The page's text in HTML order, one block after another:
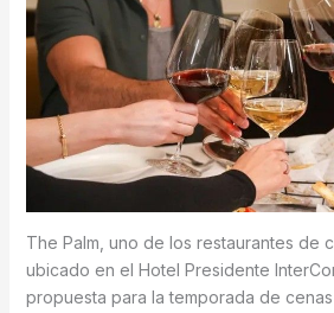
The Palm, uno de los restaurantes de
ubicado en el Hotel Presidente
propuesta para la temporada de